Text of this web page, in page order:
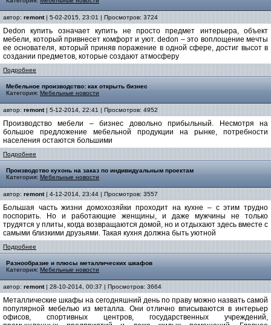
автор: remont| 5-02-2015, 23:01 | Просмотров: 3724
Dedon купить означает купить не просто предмет интерьера, объект
мебели, который привнесет комфорт и уют. dedon – это воплощение мечты
ее основателя, который приняв поражение в одной сфере, достиг высот в
создании предметов, которые создают атмосферу
Подробнее
Мебельное производство: как открыть бизнес
Категория: Мебельные новости
автор: remont| 5-12-2014, 22:41 | Просмотров: 4952
Производство мебели – бизнес довольно прибыльный. Несмотря на
большое предложение мебельной продукции на рынке, потребности
населения остаются большими
Подробнее
Производство кухонь на заказ по индивидуальным проектам
Категория: Мебельные новости
автор: remont| 4-12-2014, 23:44 | Просмотров: 3557
Большая часть жизни домохозяйки проходит на кухне – с этим трудно
поспорить. Но и работающие женщины, и даже мужчины не только
трудятся у плиты, когда возвращаются домой, но и отдыхают здесь вместе с
самыми близкими друзьями. Такая кухня должна быть уютной
Подробнее
Разнообразие и плюсы металлических шкафов
Категория: Мебельные новости
автор: remont| 28-10-2014, 00:37 | Просмотров: 3664
Металлические шкафы на сегодняшний день по праву можно назвать самой
популярной мебелью из металла. Они отлично вписываются в интерьер
офисов, спортивных центров, государственных учреждений,